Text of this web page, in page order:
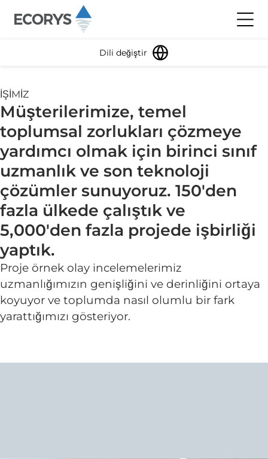
Dili değiştir
İŞİMİZ
Müşterilerimize, temel
toplumsal zorlukları çözmeye
yardımcı olmak için birinci sınıf
uzmanlık ve son teknoloji
çözümler sunuyoruz. 150'den
fazla ülkede çalıştık ve
5,000'den fazla projede işbirliği
yaptık.
Proje örnek olay incelemelerimiz
uzmanlığımızın genişliğini ve derinliğini ortaya
koyuyor ve toplumda nasıl olumlu bir fark
yarattığımızı gösteriyor.